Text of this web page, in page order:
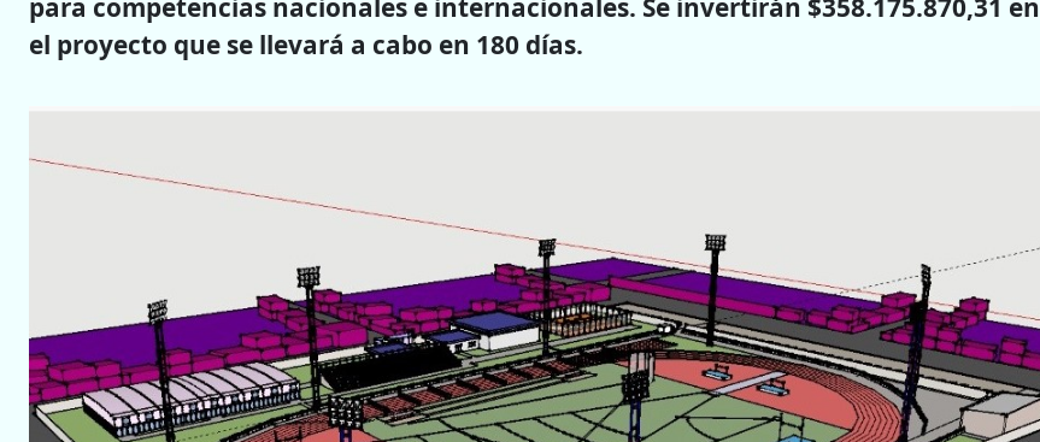
para competencias nacionales e internacionales. Se invertirán $358.175.870,31 en
el proyecto que se llevará a cabo en 180 días.